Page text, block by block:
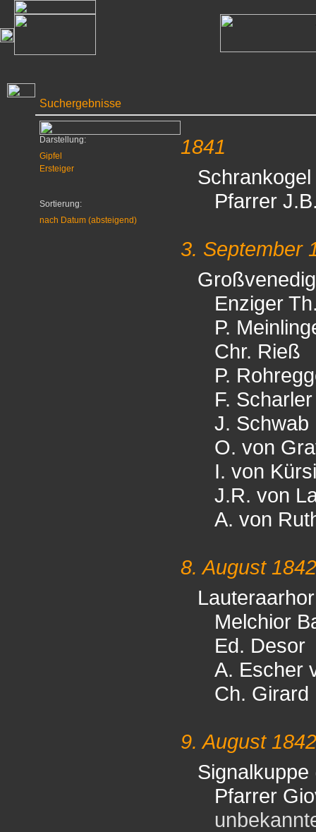
Suchergebnisse
Darstellung:
Gipfel
Ersteiger
Sortierung:
nach Datum (absteigend)
1841
Schrankogel
Pfarrer
3. September
Enziger
P.
Chr. Rieß
P.
F. Scharler
J. Schwab
O. von
I. von
J.R. von
A. von
8. August 1842
Melchior
Ed. Desor
A. Escher
Ch. Girard
9. August 1842
Signalkuppe
Pfarrer